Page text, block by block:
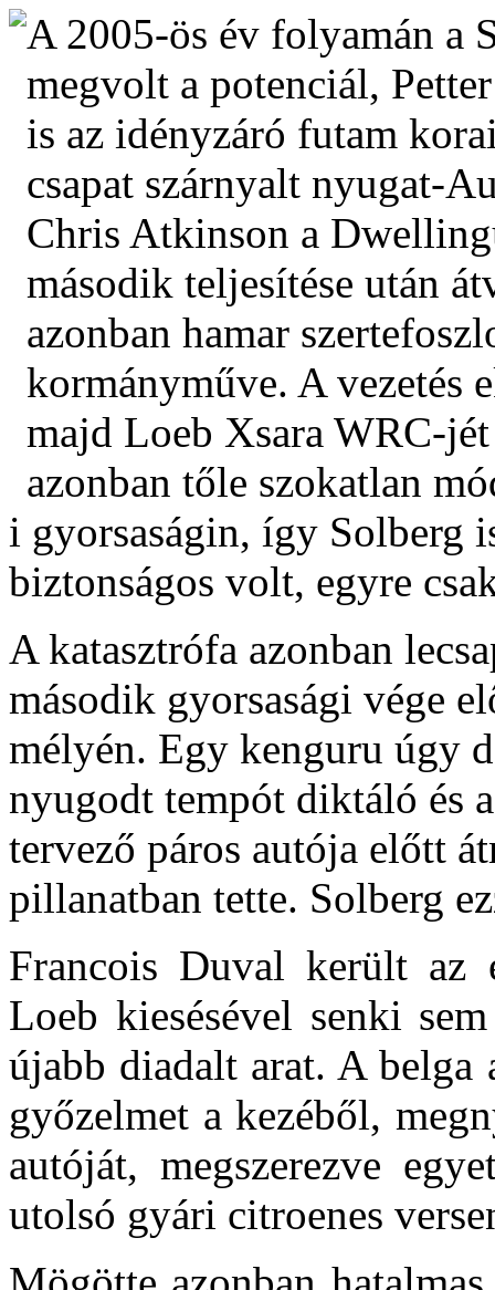
A 2005-ös év folyamán a
megvolt a potenciál,
is az idényzáró futam
csapat szárnyalt nyugat-
Chris Atkinson a
második teljesítése után
azonban hamar
kormányműve. A vezetés
majd Loeb Xsara WRC-
azonban tőle szokatlan
i gyorsaságin, így Solberg
biztonságos volt, egyre
A katasztrófa azonban
második gyorsasági vége
mélyén. Egy kenguru úgy
nyugodt tempót diktáló és
tervező páros autója előtt
pillanatban tette. Solberg
Francois Duval került az
Loeb kiesésével senki
újabb diadalt arat. A belga
győzelmet a kezéből,
autóját, megszerezve
utolsó gyári citroenes